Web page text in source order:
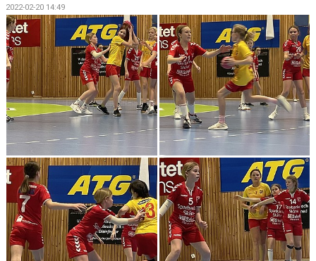
NYHETER
KALENDER
MATCHER
TRÄNINGSTIDER
MEDLEMSAVGIFTER 2026/2027
USM
HANDBOLLSAKADEMIN
JL FYSIOCENTER
IDROTTSFÖRSÄKRINGAR
2022-02-20 14:49